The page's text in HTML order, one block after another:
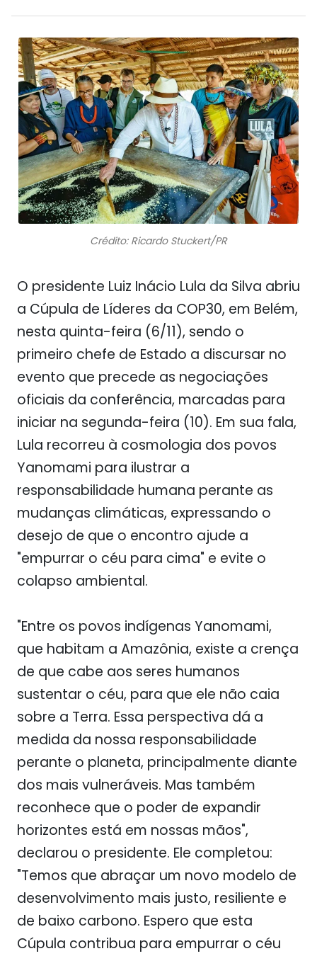
Crédito: Ricardo Stuckert/PR
O presidente Luiz Inácio Lula da Silva abriu
a Cúpula de Líderes da COP30, em Belém,
nesta quinta-feira (6/11), sendo o
primeiro chefe de Estado a discursar no
evento que precede as negociações
oficiais da conferência, marcadas para
iniciar na segunda-feira (10). Em sua fala,
Lula recorreu à cosmologia dos povos
Yanomami para ilustrar a
responsabilidade humana perante as
mudanças climáticas, expressando o
desejo de que o encontro ajude a
"empurrar o céu para cima" e evite o
colapso ambiental.
"Entre os povos indígenas Yanomami,
que habitam a Amazônia, existe a crença
de que cabe aos seres humanos
sustentar o céu, para que ele não caia
sobre a Terra. Essa perspectiva dá a
medida da nossa responsabilidade
perante o planeta, principalmente diante
dos mais vulneráveis. Mas também
reconhece que o poder de expandir
horizontes está em nossas mãos",
declarou o presidente. Ele completou:
"Temos que abraçar um novo modelo de
desenvolvimento mais justo, resiliente e
de baixo carbono. Espero que esta
Cúpula contribua para empurrar o céu